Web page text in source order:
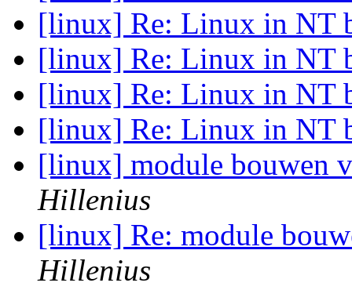
[linux] Re: Linux in NT
[linux] Re: Linux in NT
[linux] Re: Linux in NT
[linux] Re: Linux in NT
[linux] module bouwen
Hillenius
[linux] Re: module
Hillenius